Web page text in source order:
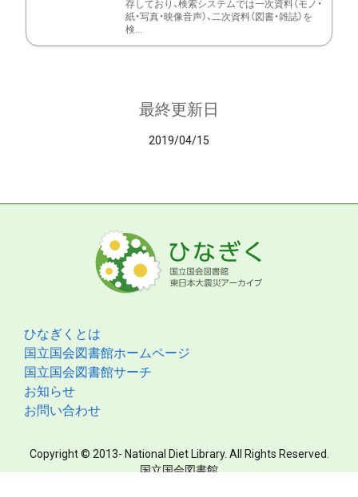
存しており、検索システムでは一次資料（モノ・
紙・写真・映像音声）、二次資料（図書・雑誌）を
検...
最終更新日
2019/04/15
ひなぎくとは
国立国会図書館ホームページ
国立国会図書館サーチ
お知らせ
お問い合わせ
Copyright © 2013- National Diet Library. All Rights Reserved.